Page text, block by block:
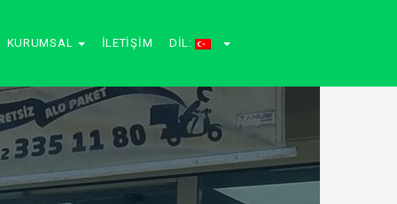
KURUMSAL İLETIŞIM DIL: